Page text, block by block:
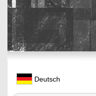
Deutsch